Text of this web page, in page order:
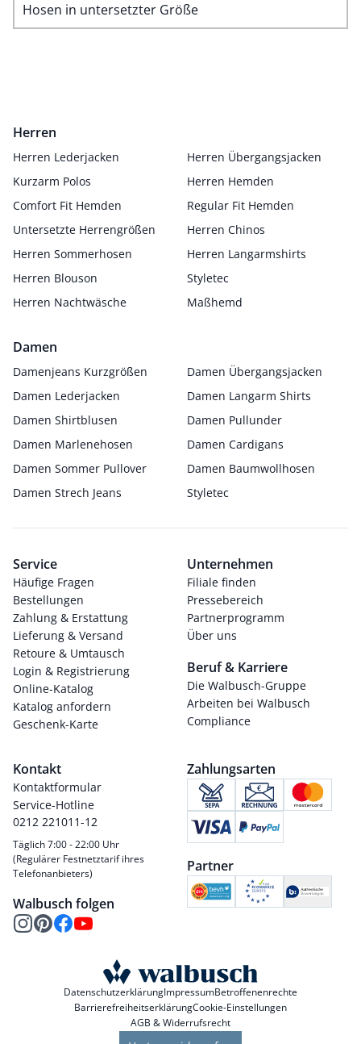
Hosen in untersetzter Größe
Herren
Herren Lederjacken
Herren Übergangsjacken
Kurzarm Polos
Herren Hemden
Comfort Fit Hemden
Regular Fit Hemden
Untersetzte Herrengrößen
Herren Chinos
Herren Sommerhosen
Herren Langarmshirts
Herren Blouson
Styletec
Herren Nachtwäsche
Maßhemd
Damen
Damenjeans Kurzgrößen
Damen Übergangsjacken
Damen Lederjacken
Damen Langarm Shirts
Damen Shirtblusen
Damen Pullunder
Damen Marlenehosen
Damen Cardigans
Damen Sommer Pullover
Damen Baumwollhosen
Damen Strech Jeans
Styletec
Service
Häufige Fragen
Bestellungen
Zahlung & Erstattung
Lieferung & Versand
Retoure & Umtausch
Login & Registrierung
Online-Katalog
Katalog anfordern
Geschenk-Karte
Unternehmen
Filiale finden
Pressebereich
Partnerprogramm
Über uns
Beruf & Karriere
Die Walbusch-Gruppe
Arbeiten bei Walbusch
Compliance
Kontakt
Kontaktformular
Service-Hotline
0212 221011-12
Täglich 7:00 - 22:00 Uhr
(Regulärer Festnetztarif ihres
Telefonanbieters)
Walbusch folgen
Zahlungsarten
Partner
DatenschutzerklärungImpressumBetroffenenrechte
BarrierefreiheitserklärungCookie-Einstellungen
AGB & Widerrufsrecht